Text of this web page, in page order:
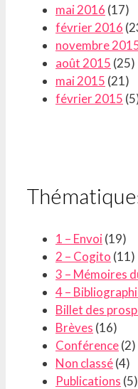
mai 2016 (17)
février 2016
novembre
août 2015 (25)
mai 2015 (21)
février 2015
1 – Envoi(19)
2 – Cogito (11)
3 – Mémoires
4 –
Billet des
Brèves (16)
Conférence(2)
Non classé(4)
Publications (5)